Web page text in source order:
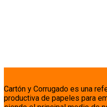
Cartón y Corrugado es una
productiva de papeles para